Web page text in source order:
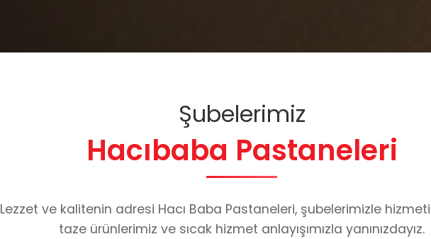
Şubelerimiz
Hacıbaba Pastaneleri
Lezzet ve kalitenin adresi Hacı Baba Pastaneleri, şubelerimizle
taze ürünlerimiz ve sıcak hizmet anlayışımızla yanınızdayız.